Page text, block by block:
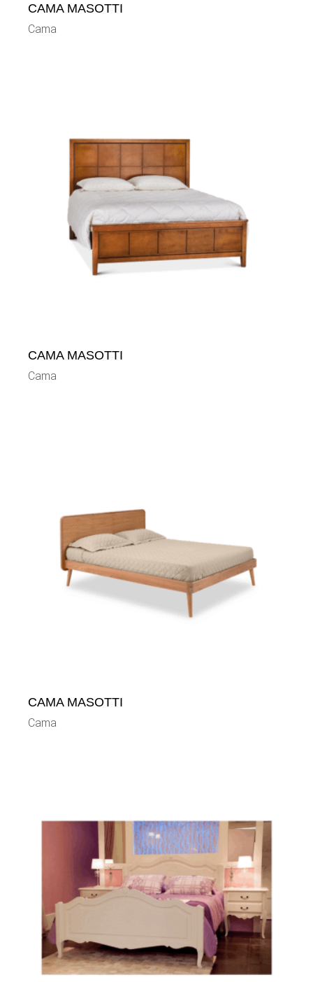
CAMA MASOTTI
Cama
CAMA MASOTTI
Cama
CAMA MASOTTI
Cama